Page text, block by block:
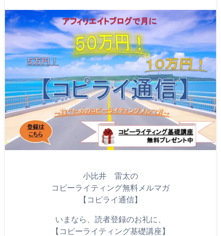
小比井 雷太の
コピーライティング無料メルマガ
【コピライ通信】
いまなら、読者登録のお礼に、
【コピーライティング基礎講座】